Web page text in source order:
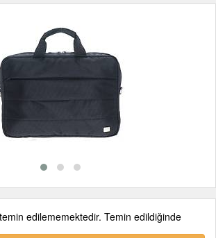
edilememektedir. Temin edildiğinde